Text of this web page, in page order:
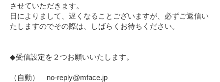
させていただきます。
日によりまして、遅くなることございますが、必ずご返信い
たしますのでその際は、しばらくお待ちください。
◆受信設定を２つお願いいたします。
（自動） no-reply@mface.jp